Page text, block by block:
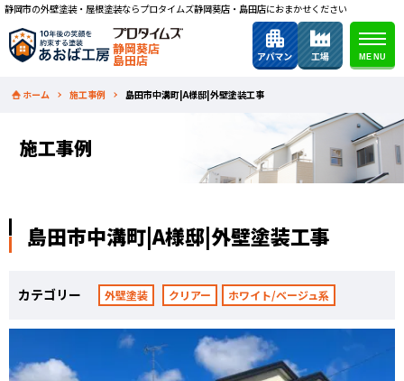
静岡市の外壁塗装・屋根塗装ならプロタイムズ静岡葵店・島田店におまかせください
静岡葵店
島田店
ホーム 施工事例 島田市中溝町|A様邸|外壁塗装工事
施工事例
島田市中溝町|A様邸|外壁塗装工事
カテゴリー 外壁塗装 クリアー ホワイト/ベージュ系